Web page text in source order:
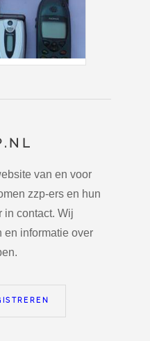
van en voor
zzp-ers en hun
in contact. Wij
en informatie over